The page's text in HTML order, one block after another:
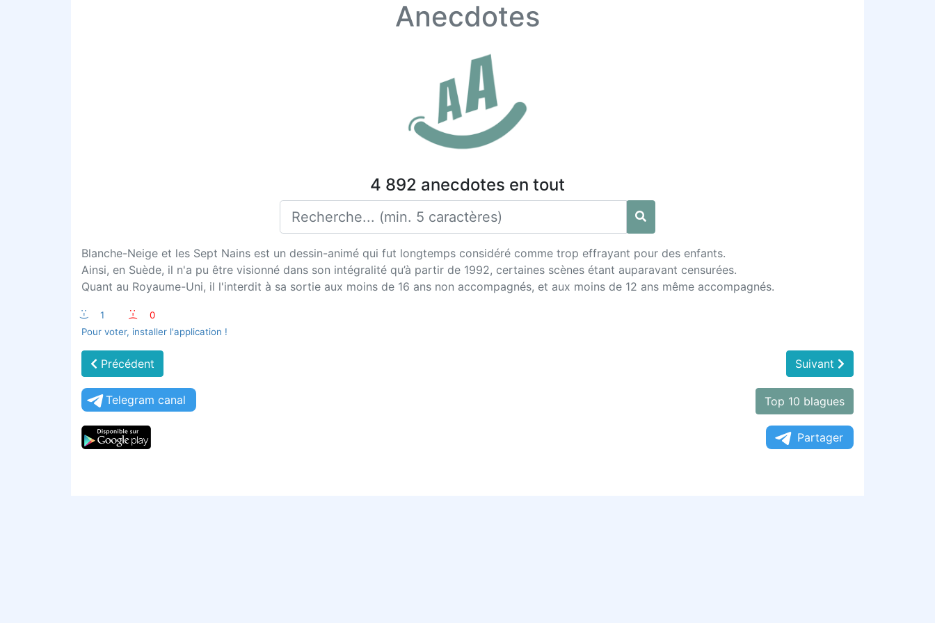
Anecdotes
4 892 anecdotes en tout
Blanche-Neige et les Sept Nains est un dessin-animé qui fut longtemps considéré comme trop effrayant pour des enfants.
Ainsi, en Suède, il n'a pu être visionné dans son intégralité qu’à partir de 1992, certaines scènes étant auparavant censurées.
Quant au Royaume-Uni, il l'interdit à sa sortie aux moins de 16 ans non accompagnés, et aux moins de 12 ans même accompagnés.
:-) 1 :-(
0
Pour voter, installer l'application !
Précédent Suivant
Telegram canal Top 10 blagues
Partager